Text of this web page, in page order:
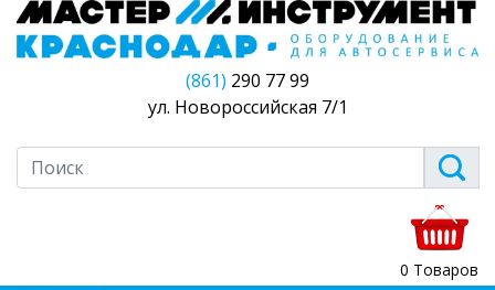
(861) 290 77 99
ул. Новороссийская 7/1
0 Товаров